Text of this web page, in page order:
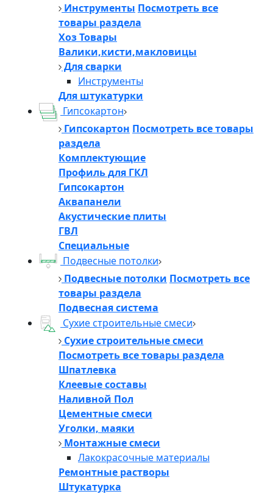
Инструменты Посмотреть все
товары раздела
Хоз Товары
Валики,кисти,макловицы
Для сварки
Инструменты
Для штукатурки
Гипсокартон
Гипсокартон Посмотреть все товары
раздела
Комплектующие
Профиль для ГКЛ
Гипсокартон
Аквапанели
Акустические плиты
ГВЛ
Специальные
Подвесные потолки
Подвесные потолки Посмотреть все
товары раздела
Подвесная система
Сухие строительные смеси
Сухие строительные смеси
Посмотреть все товары раздела
Шпатлевка
Клеевые составы
Наливной Пол
Цементные смеси
Уголки, маяки
Монтажные смеси
Лакокрасочные материалы
Ремонтные растворы
Штукатурка